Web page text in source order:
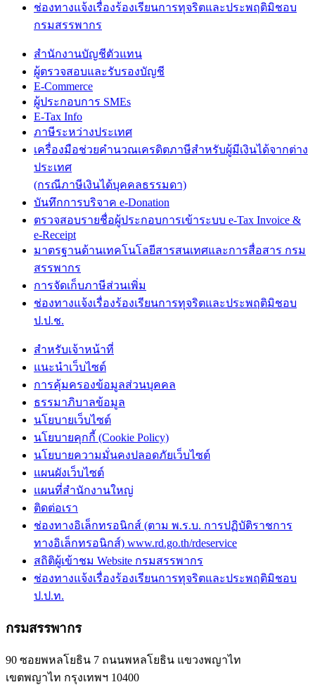
ช่องทางแจ้งเรื่องร้องเรียนการทุจริตและประพฤติมิชอบ
กรมสรรพากร
สำนักงานบัญชีตัวแทน
ผู้ตรวจสอบและรับรองบัญชี
E-Commerce
ผู้ประกอบการ SMEs
E-Tax Info
ภาษีระหว่างประเทศ
เครื่องมือช่วยคำนวณเครดิตภาษีสำหรับผู้มีเงินได้จากต่าง
ประเทศ
(กรณีภาษีเงินได้บุคคลธรรมดา)
บันทึกการบริจาค e-Donation
ตรวจสอบรายชื่อผู้ประกอบการเข้าระบบ e-Tax Invoice &
e-Receipt
มาตรฐานด้านเทคโนโลยีสารสนเทศและการสื่อสาร กรม
สรรพากร
การจัดเก็บภาษีส่วนเพิ่ม
ช่องทางแจ้งเรื่องร้องเรียนการทุจริตและประพฤติมิชอบ
ป.ป.ช.
สำหรับเจ้าหน้าที่
แนะนำเว็บไซต์
การคุ้มครองข้อมูลส่วนบุคคล
ธรรมาภิบาลข้อมูล
นโยบายเว็บไซต์
นโยบายคุกกี้ (Cookie Policy)
นโยบายความมั่นคงปลอดภัยเว็บไซต์
แผนผังเว็บไซต์
แผนที่สำนักงานใหญ่
ติดต่อเรา
ช่องทางอิเล็กทรอนิกส์ (ตาม พ.ร.บ. การปฏิบัติราชการ
ทางอิเล็กทรอนิกส์) www.rd.go.th/rdeservice
สถิติผู้เข้าชม Website กรมสรรพากร
ช่องทางแจ้งเรื่องร้องเรียนการทุจริตและประพฤติมิชอบ
ป.ป.ท.
กรมสรรพากร
90 ซอยพหลโยธิน 7 ถนนพหลโยธิน แขวงพญาไท
เขตพญาไท กรุงเทพฯ 10400